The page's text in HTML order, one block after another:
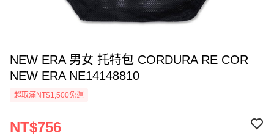
NEW ERA 男女 托特包 CORDURA RE COR
NEW ERA NE14148810
超取滿NT$1,500免運
NT$756